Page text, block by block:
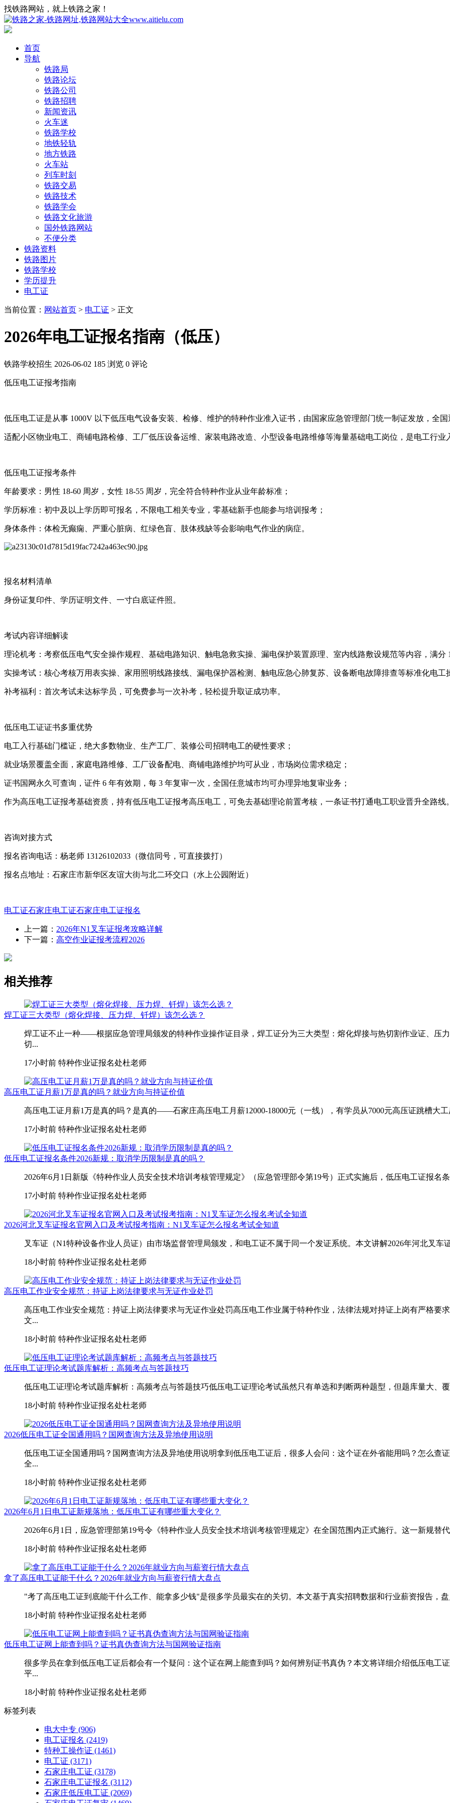
找铁路网站，就上铁路之家！
首页
导航
铁路局
铁路论坛
铁路公司
铁路招聘
新闻资讯
火车迷
铁路学校
地铁轻轨
地方铁路
火车站
列车时刻
铁路交易
铁路技术
铁路学会
铁路文化旅游
国外铁路网站
不便分类
铁路资料
铁路图片
铁路学校
学历提升
电工证
当前位置： 网站首页 > 电工证 > 正文
2026年电工证报名指南（低压）
铁路学校招生 2026-06-02 185 浏览 0 评论
低压电工证报考指南
低压电工证是从事 1000V 以下低压电气设备安装、检修、维护的特种作业准入证书，由国家应急管理部门统一制证发放，全
适配小区物业电工、商铺电路检修、工厂低压设备运维、家装电路改造、小型设备电路维修等海量基础电工岗位，是电工行业
低压电工证报考条件
年龄要求：男性 18-60 周岁，女性 18-55 周岁，完全符合特种作业从业年龄标准；
学历标准：初中及以上学历即可报名，不限电工相关专业，零基础新手也能参与培训报考；
身体条件：体检无癫痫、严重心脏病、红绿色盲、肢体残缺等会影响电气作业的病症。
报名材料清单
身份证复印件、学历证明文件、一寸白底证件照。
考试内容详细解读
理论机考：考察低压电气安全操作规程、基础电路知识、触电急救实操、漏电保护装置原理、室内线路敷设规范等内容，满分
实操考试：核心考核万用表实操、家用照明线路接线、漏电保护器检测、触电应急心肺复苏、设备断电故障排查等标准化电工
补考福利：首次考试未达标学员，可免费参与一次补考，轻松提升取证成功率。
低压电工证证书多重优势
电工入行基础门槛证，绝大多数物业、生产工厂、装修公司招聘电工的硬性要求；
就业场景覆盖全面，家庭电路维修、工厂设备配电、商铺电路维护均可从业，市场岗位需求稳定；
证书国网永久可查询，证件 6 年有效期，每 3 年复审一次，全国任意城市均可办理异地复审业务；
作为高压电工证报考基础资质，持有低压电工证报考高压电工，可免去基础理论前置考核，一条证书打通电工职业晋升全路线
咨询对接方式
报名咨询电话：杨老师 13126102033（微信同号，可直接拨打）
报名点地址：石家庄市新华区友谊大街与北二环交口（水上公园附近）
电工证石家庄电工证石家庄电工证报名
上一篇： 2026年N1叉车证报考攻略详解
下一篇： 高空作业证报考流程2026
相关推荐
焊工证三大类型（熔化焊接、压力焊、钎焊）该怎么选？
焊工证不止一种——根据应急管理局颁发的特种作业操作证目录，焊工证分为三大类型：熔化焊接与热切割作业证、压
切...
17小时前 特种作业证报名处杜老师
高压电工证月薪1万是真的吗？就业方向与持证价值
高压电工证月薪1万是真的吗？是真的——石家庄高压电工月薪12000-18000元（一线），有学员从7000元高压证跳槽大
17小时前 特种作业证报名处杜老师
低压电工证报名条件2026新规：取消学历限制是真的吗？
2026年6月1日新版《特种作业人员安全技术培训考核管理规定》（应急管理部令第19号）正式实施后，低压电工证报
17小时前 特种作业证报名处杜老师
2026河北叉车证报名官网入口及考试报考指南：N1叉车证怎么报名考试全知道
叉车证（N1特种设备作业人员证）由市场监督管理局颁发，和电工证不属于同一个发证系统。本文讲解2026年河北叉
18小时前 特种作业证报名处杜老师
高压电工作业安全规范：持证上岗法律要求与无证作业处罚
高压电工作业安全规范：持证上岗法律要求与无证作业处罚高压电工作业属于特种作业，法律法规对持证上岗有严格要
文...
18小时前 特种作业证报名处杜老师
低压电工证理论考试题库解析：高频考点与答题技巧
低压电工证理论考试题库解析：高频考点与答题技巧低压电工证理论考试虽然只有单选和判断两种题型，但题库量大、
18小时前 特种作业证报名处杜老师
2026低压电工证全国通用吗？国网查询方法及异地使用说明
低压电工证全国通用吗？国网查询方法及异地使用说明拿到低压电工证后，很多人会问：这个证在外省能用吗？怎么查
全...
18小时前 特种作业证报名处杜老师
2026年6月1日电工证新规落地：低压电工证有哪些重大变化？
2026年6月1日，应急管理部第19号令《特种作业人员安全技术培训考核管理规定》在全国范围内正式施行。这一新规替
18小时前 特种作业证报名处杜老师
拿了高压电工证能干什么？2026年就业方向与薪资行情大盘点
"考了高压电工证到底能干什么工作、能拿多少钱"是很多学员最实在的关切。本文基于真实招聘数据和行业薪资报告，
18小时前 特种作业证报名处杜老师
低压电工证网上能查到吗？证书真伪查询方法与国网验证指南
很多学员在拿到低压电工证后都会有一个疑问：这个证在网上能查到吗？如何辨别证书真伪？本文将详细介绍低压电工
平...
18小时前 特种作业证报名处杜老师
标签列表
电大中专 (906)
电工证报名 (2419)
特种工操作证 (1461)
电工证 (3171)
石家庄电工证 (3178)
石家庄电工证报名 (3112)
石家庄低压电工证 (2069)